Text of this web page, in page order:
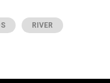
RIVER